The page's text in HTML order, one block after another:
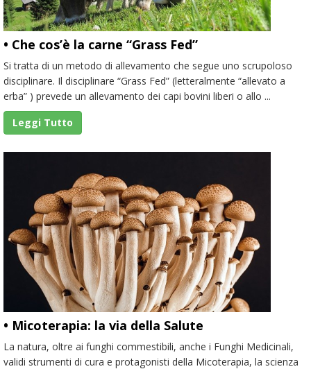
• Che cos’è la carne “Grass Fed”
Si tratta di un metodo di allevamento che segue uno scrupoloso
disciplinare. Il disciplinare “Grass Fed” (letteralmente “allevato a
erba” ) prevede un allevamento dei capi bovini liberi o allo ...
Leggi Tutto
• Micoterapia: la via della Salute
La natura, oltre ai funghi commestibili, anche i Funghi Medicinali,
validi strumenti di cura e protagonisti della Micoterapia, la scienza